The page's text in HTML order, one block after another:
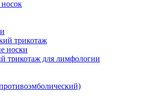
трикотаж
носки
трикотаж для лимфологии